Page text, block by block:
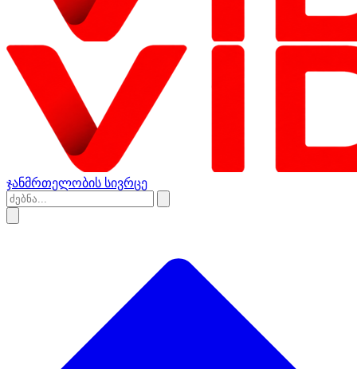
ჯანმრთელობის სივრცე